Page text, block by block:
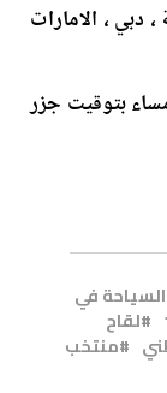
دبي ، الامارات
بتوقيت جزر
السياحة في
لقاح
منتخب